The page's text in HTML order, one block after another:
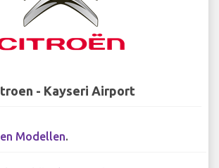
- Kayseri Airport
Modellen.